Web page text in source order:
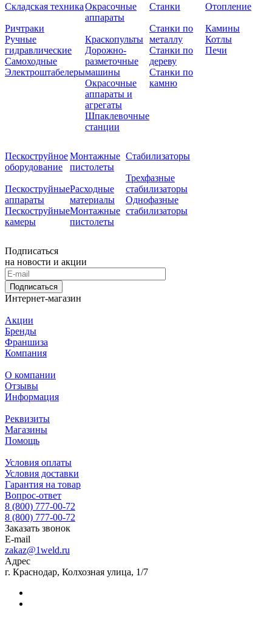
Складская техника
Ричтраки
Ручные
гидравлические
Самоходные
Электроштабелеры
Окрасочные
аппараты
Краскопульты
Дорожно-
разметочные
машины
Окрасочные
аппараты и
агрегаты
Шпаклевочные
станции
Станки
Станки по
металлу
Станки по
дереву
Станки по
камню
Отопление
Камины
Котлы
Печи
Пескоструйное
оборудование
Пескоструйные
аппараты
Пескоструйные
камеры
Монтажные
пистолеты
Расходные
материалы
Монтажные
пистолеты
Стабилизаторы
Трехфазные
стабилизаторы
Однофазные
стабилизаторы
Подписаться
на новости и акции
Подписаться
Интернет-магазин
Акции
Бренды
Франшиза
Компания
О компании
Отзывы
Информация
Реквизиты
Магазины
Помощь
Условия оплаты
Условия доставки
Гарантия на товар
Вопрос-ответ
8 (800) 777-00-72
8 (800) 777-00-72
Заказать звонок
E-mail
zakaz@1weld.ru
Адрес
г. Краснодар, Колхозная улица, 1/7